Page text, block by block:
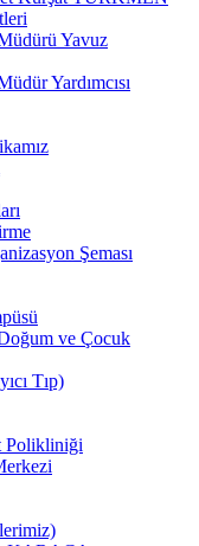
Yavuz
Yardımcısı
Şeması
ve Çocuk
Tıp)
Polikliniği